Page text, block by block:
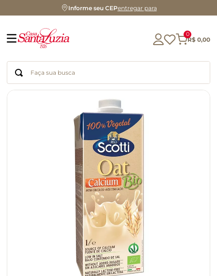
Informe seu CEPentregar para
0
R$ 0,00
Faça sua busca